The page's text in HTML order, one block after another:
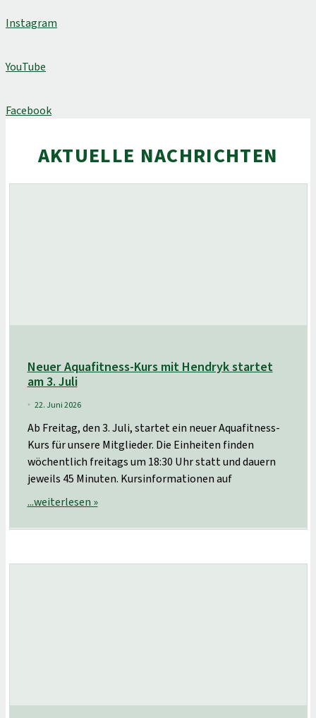
Instagram
YouTube
Facebook
AKTUELLE NACHRICHTEN
Neuer Aquafitness-Kurs mit Hendryk startet
am 3. Juli
• 22. Juni 2026
Ab Freitag, den 3. Juli, startet ein neuer Aquafitness-
Kurs für unsere Mitglieder. Die Einheiten finden
wöchentlich freitags um 18:30 Uhr statt und dauern
jeweils 45 Minuten. Kursinformationen auf
...weiterlesen »